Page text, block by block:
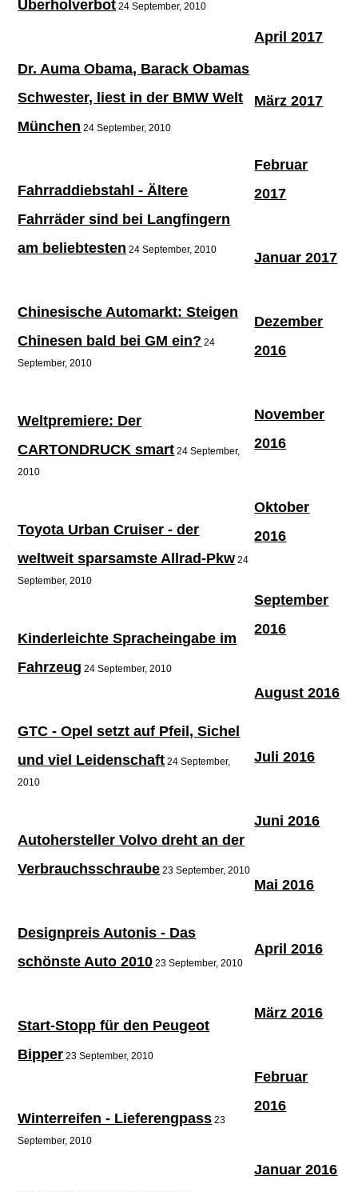
Überholverbot 24 September, 2010
Dr. Auma Obama, Barack Obamas
Schwester, liest in der BMW Welt
München 24 September, 2010
Fahrraddiebstahl - Ältere
Fahrräder sind bei Langfingern
am beliebtesten 24 September, 2010
Chinesische Automarkt: Steigen
Chinesen bald bei GM ein? 24
September, 2010
Weltpremiere: Der
CARTONDRUCK smart 24 September,
2010
Toyota Urban Cruiser - der
weltweit sparsamste Allrad-Pkw 24
September, 2010
Kinderleichte Spracheingabe im
Fahrzeug 24 September, 2010
GTC - Opel setzt auf Pfeil, Sichel
und viel Leidenschaft 24 September,
2010
Autohersteller Volvo dreht an der
Verbrauchsschraube 23 September, 2010
Designpreis Autonis - Das
schönste Auto 2010 23 September, 2010
Start-Stopp für den Peugeot
Bipper 23 September, 2010
Winterreifen - Lieferengpass 23
September, 2010
April 2017
März 2017
Februar
2017
Januar 2017
Dezember
2016
November
2016
Oktober
2016
September
2016
August 2016
Juli 2016
Juni 2016
Mai 2016
April 2016
März 2016
Februar
2016
Januar 2016